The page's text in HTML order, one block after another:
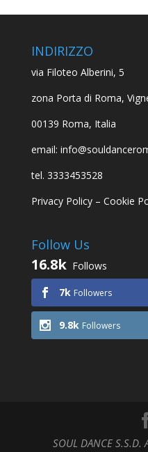
INDIRIZZO
via Filoteo Alberini, 5
zona Porta di Roma,
00139 Roma, Italia
email:
tel. 3333453528
Privacy Policy– Cookie
Follow Us
16.8k Follows
7k Followers
9.8k Followers
SOUL DANCE